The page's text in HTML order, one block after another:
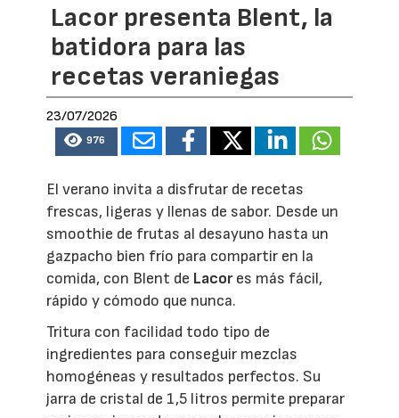
Lacor presenta Blent, la
batidora para las
recetas veraniegas
23/07/2026
976
El verano invita a disfrutar de recetas
frescas, ligeras y llenas de sabor. Desde un
smoothie de frutas al desayuno hasta un
gazpacho bien frío para compartir en la
comida, con Blent de Lacores más fácil,
rápido y cómodo que nunca.
Tritura con facilidad todo tipo de
ingredientes para conseguir mezclas
homogéneas y resultados perfectos. Su
jarra de cristal de 1,5 litros permite preparar